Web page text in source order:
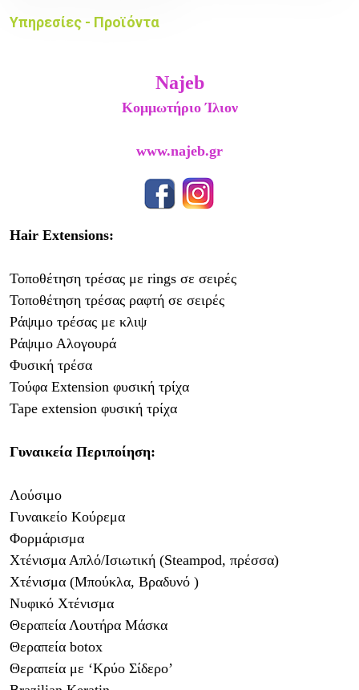
Υπηρεσίες - Προϊόντα
Najeb
Κομμωτήριο Ίλιον
www.najeb.gr
Hair Extensions:
Τοποθέτηση τρέσας με rings σε σειρές
Τοποθέτηση τρέσας ραφτή σε σειρές
Ράψιμο τρέσας με κλιψ
Ράψιμο Αλογουρά
Φυσική τρέσα
Τούφα Extension φυσική τρίχα
Tape extension φυσική τρίχα
Γυναικεία Περιποίηση:
Λούσιμο
Γυναικείο Κούρεμα
Φορμάρισμα
Χτένισμα Απλό/Ισιωτική (Steampod, πρέσσα)
Χτένισμα (Μπούκλα, Βραδυνό )
Νυφικό Χτένισμα
Θεραπεία Λουτήρα Μάσκα
Θεραπεία botox
Θεραπεία με ‘Κρύο Σίδερο’